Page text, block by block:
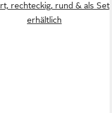
rechteckig, rund & als Set
erhältlich